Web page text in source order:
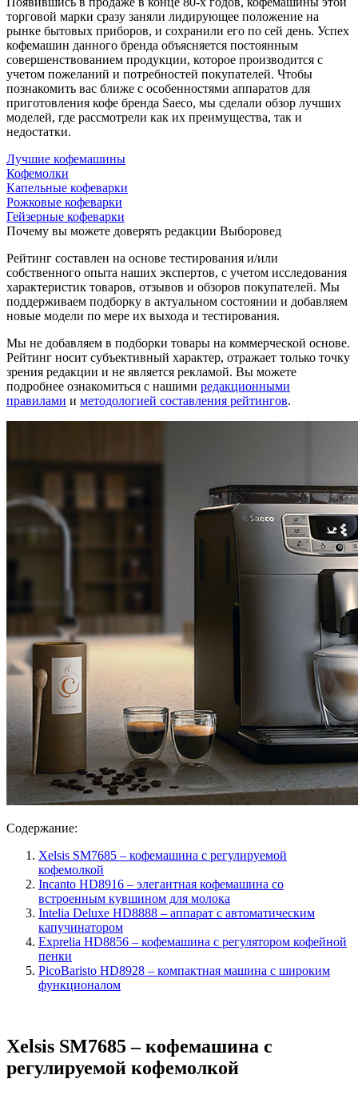
торговой марки сразу заняли лидирующее положение на
рынке бытовых приборов, и сохранили его по сей день. Успех
кофемашин данного бренда объясняется постоянным
совершенствованием продукции, которое производится с
учетом пожеланий и потребностей покупателей. Чтобы
познакомить вас ближе с особенностями аппаратов для
приготовления кофе бренда Saeco, мы сделали обзор лучших
моделей, где рассмотрели как их преимущества, так и
недостатки.
Лучшие кофемашины
Кофемолки
Капельные кофеварки
Рожковые кофеварки
Гейзерные кофеварки
Почему вы можете доверять редакции Выборовед
Рейтинг составлен на основе тестирования и/или
собственного опыта наших экспертов, с учетом исследования
характеристик товаров, отзывов и обзоров покупателей. Мы
поддерживаем подборку в актуальном состоянии и добавляем
новые модели по мере их выхода и тестирования.
Мы не добавляем в подборки товары на коммерческой основе.
Рейтинг носит субъективный характер, отражает только точку
зрения редакции и не является рекламой. Вы можете
подробнее ознакомиться с нашими редакционными
правилами и методологией составления рейтингов.
Содержание:
Xelsis SM7685 – кофемашина с регулируемой
кофемолкой
Incanto HD8916 – элегантная кофемашина со
встроенным кувшином для молока
Intelia Deluxe HD8888 – аппарат с автоматическим
капучинатором
Exprelia HD8856 – кофемашина с регулятором кофейной
пенки
PicoBaristo HD8928 – компактная машина с широким
функционалом
Xelsis SM7685 – кофемашина с
регулируемой кофемолкой